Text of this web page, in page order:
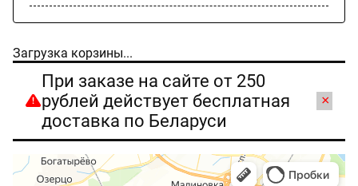
Загрузка корзины...
При заказе на сайте от 250
рублей действует бесплатная
доставка по Беларуси
×